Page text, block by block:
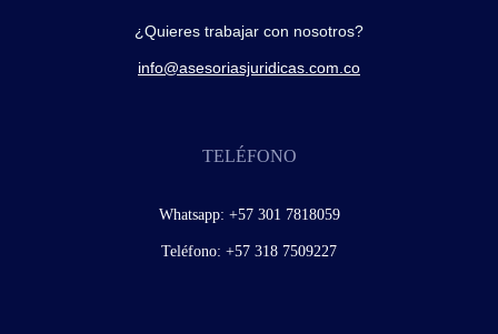
¿Quieres trabajar con nosotros?
info@asesoriasjuridicas.com.co
TELÉFONO
Whatsapp: +57 301 7818059
Teléfono: +57 318 7509227